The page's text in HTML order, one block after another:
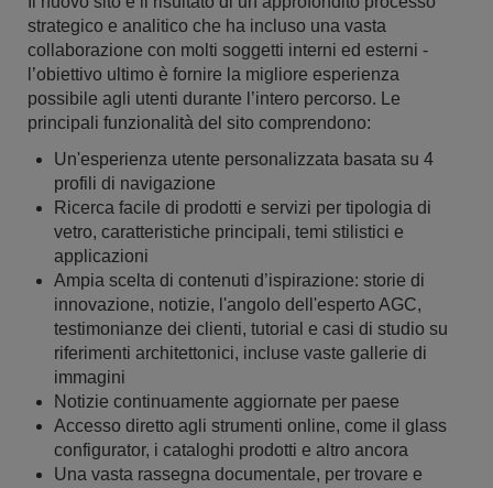
strategico e analitico che ha incluso una vasta
collaborazione con molti soggetti interni ed esterni -
l’obiettivo ultimo è fornire la migliore esperienza
possibile agli utenti durante l’intero percorso. Le
principali funzionalità del sito comprendono:
Un'esperienza utente personalizzata basata su 4
profili di navigazione
Ricerca facile di prodotti e servizi per tipologia di
vetro, caratteristiche principali, temi stilistici e
applicazioni
Ampia scelta di contenuti d’ispirazione: storie di
innovazione, notizie, l'angolo dell'esperto AGC,
testimonianze dei clienti, tutorial e casi di studio su
riferimenti architettonici, incluse vaste gallerie di
immagini
Notizie continuamente aggiornate per paese
Accesso diretto agli strumenti online, come il glass
configurator, i cataloghi prodotti e altro ancora
Una vasta rassegna documentale, per trovare e